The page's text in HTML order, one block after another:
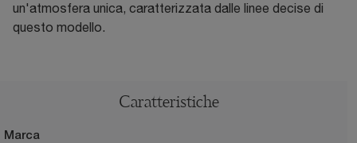
un'atmosfera unica, caratterizzata dalle linee decise di
questo modello.
Caratteristiche
Marca